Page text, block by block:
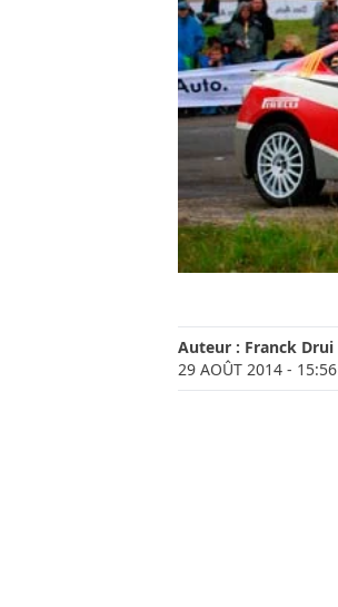
Auteur : Franck Drui
29 AOÛT 2014 - 15:56